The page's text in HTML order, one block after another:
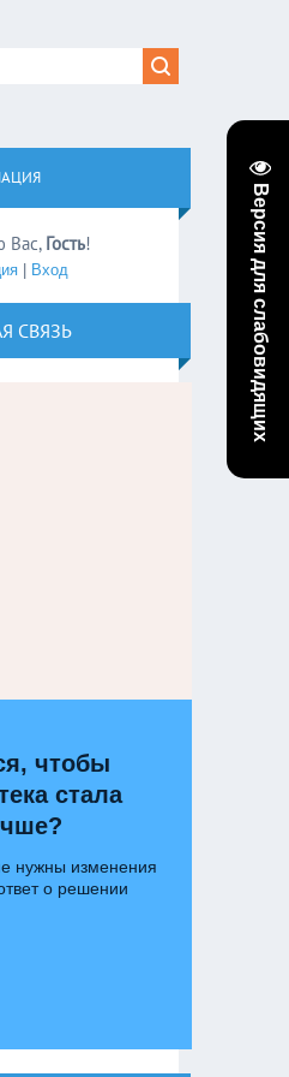
Версия для слабовидящих
Вас, Гость!
| Вход
СВЯЗЬ
чтобы
стала
нужны изменения
о решении